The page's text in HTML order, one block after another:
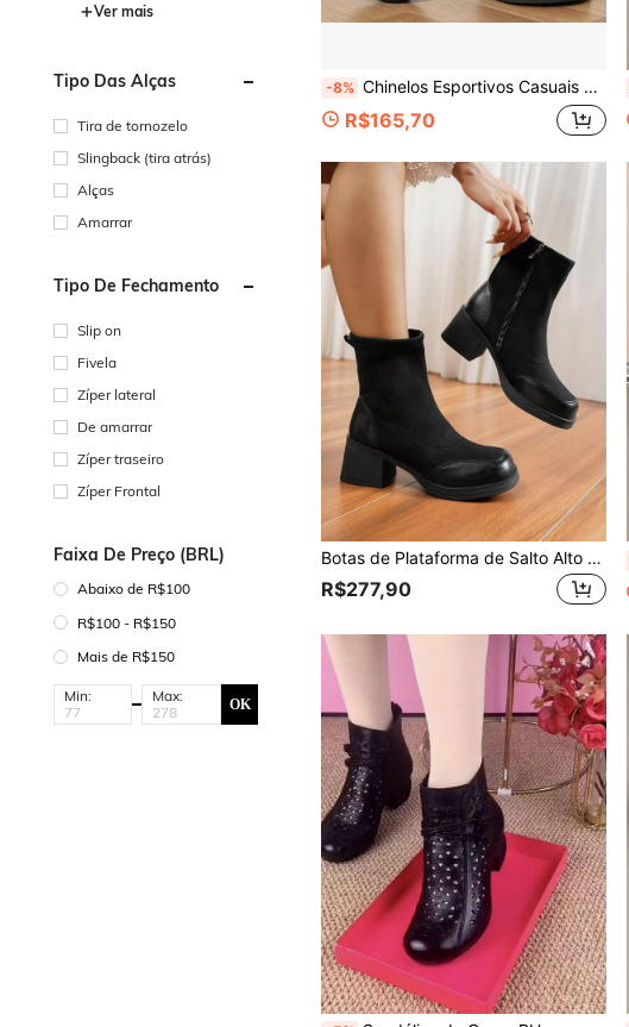
Ver mais
Tipo Das Alças
Tira de tornozelo
Slingback (tira atrás)
Alças
Amarrar
Tipo De Fechamento
Slip on
Fivela
Zíper lateral
De amarrar
Zíper traseiro
Zíper Frontal
Faixa De Preço (BRL)
Abaixo de R$100
R$100 - R$150
Mais de R$150
Min: Max: OK
-8% Chinelos Esportivos Casuais Masculinos para Uso Externo Verão 2026 Moda Sola Grossa Antiderrapante Resistente ao Desgaste Sandálias de Praia
R$165,70
Botas de Plataforma de Salto Alto Ajustadas de Couro Genuíno Inverno 2025, Estilo Elevado
R$277,90